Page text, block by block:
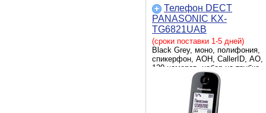
Телефон DECT
PANASONIC KX-
TG6821UAB
(сроки поставки 1-5 дней)
Black Grey, моно, полифония,
спикерфон, АОН, CallerID, АО,
120 номеров, набор на трубке